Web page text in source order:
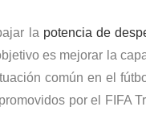
y Novedades IFAB
la potencia de
es mejorar la
común en el
por el FIFA